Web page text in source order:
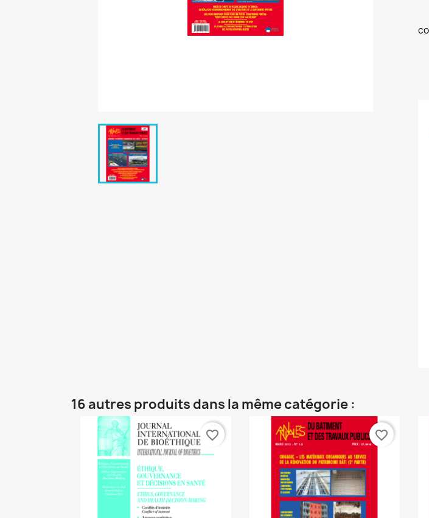
16 autres produits dans la même catégorie :
favorite_border favorite_border